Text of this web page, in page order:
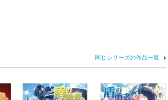
同じシリーズの作品一覧